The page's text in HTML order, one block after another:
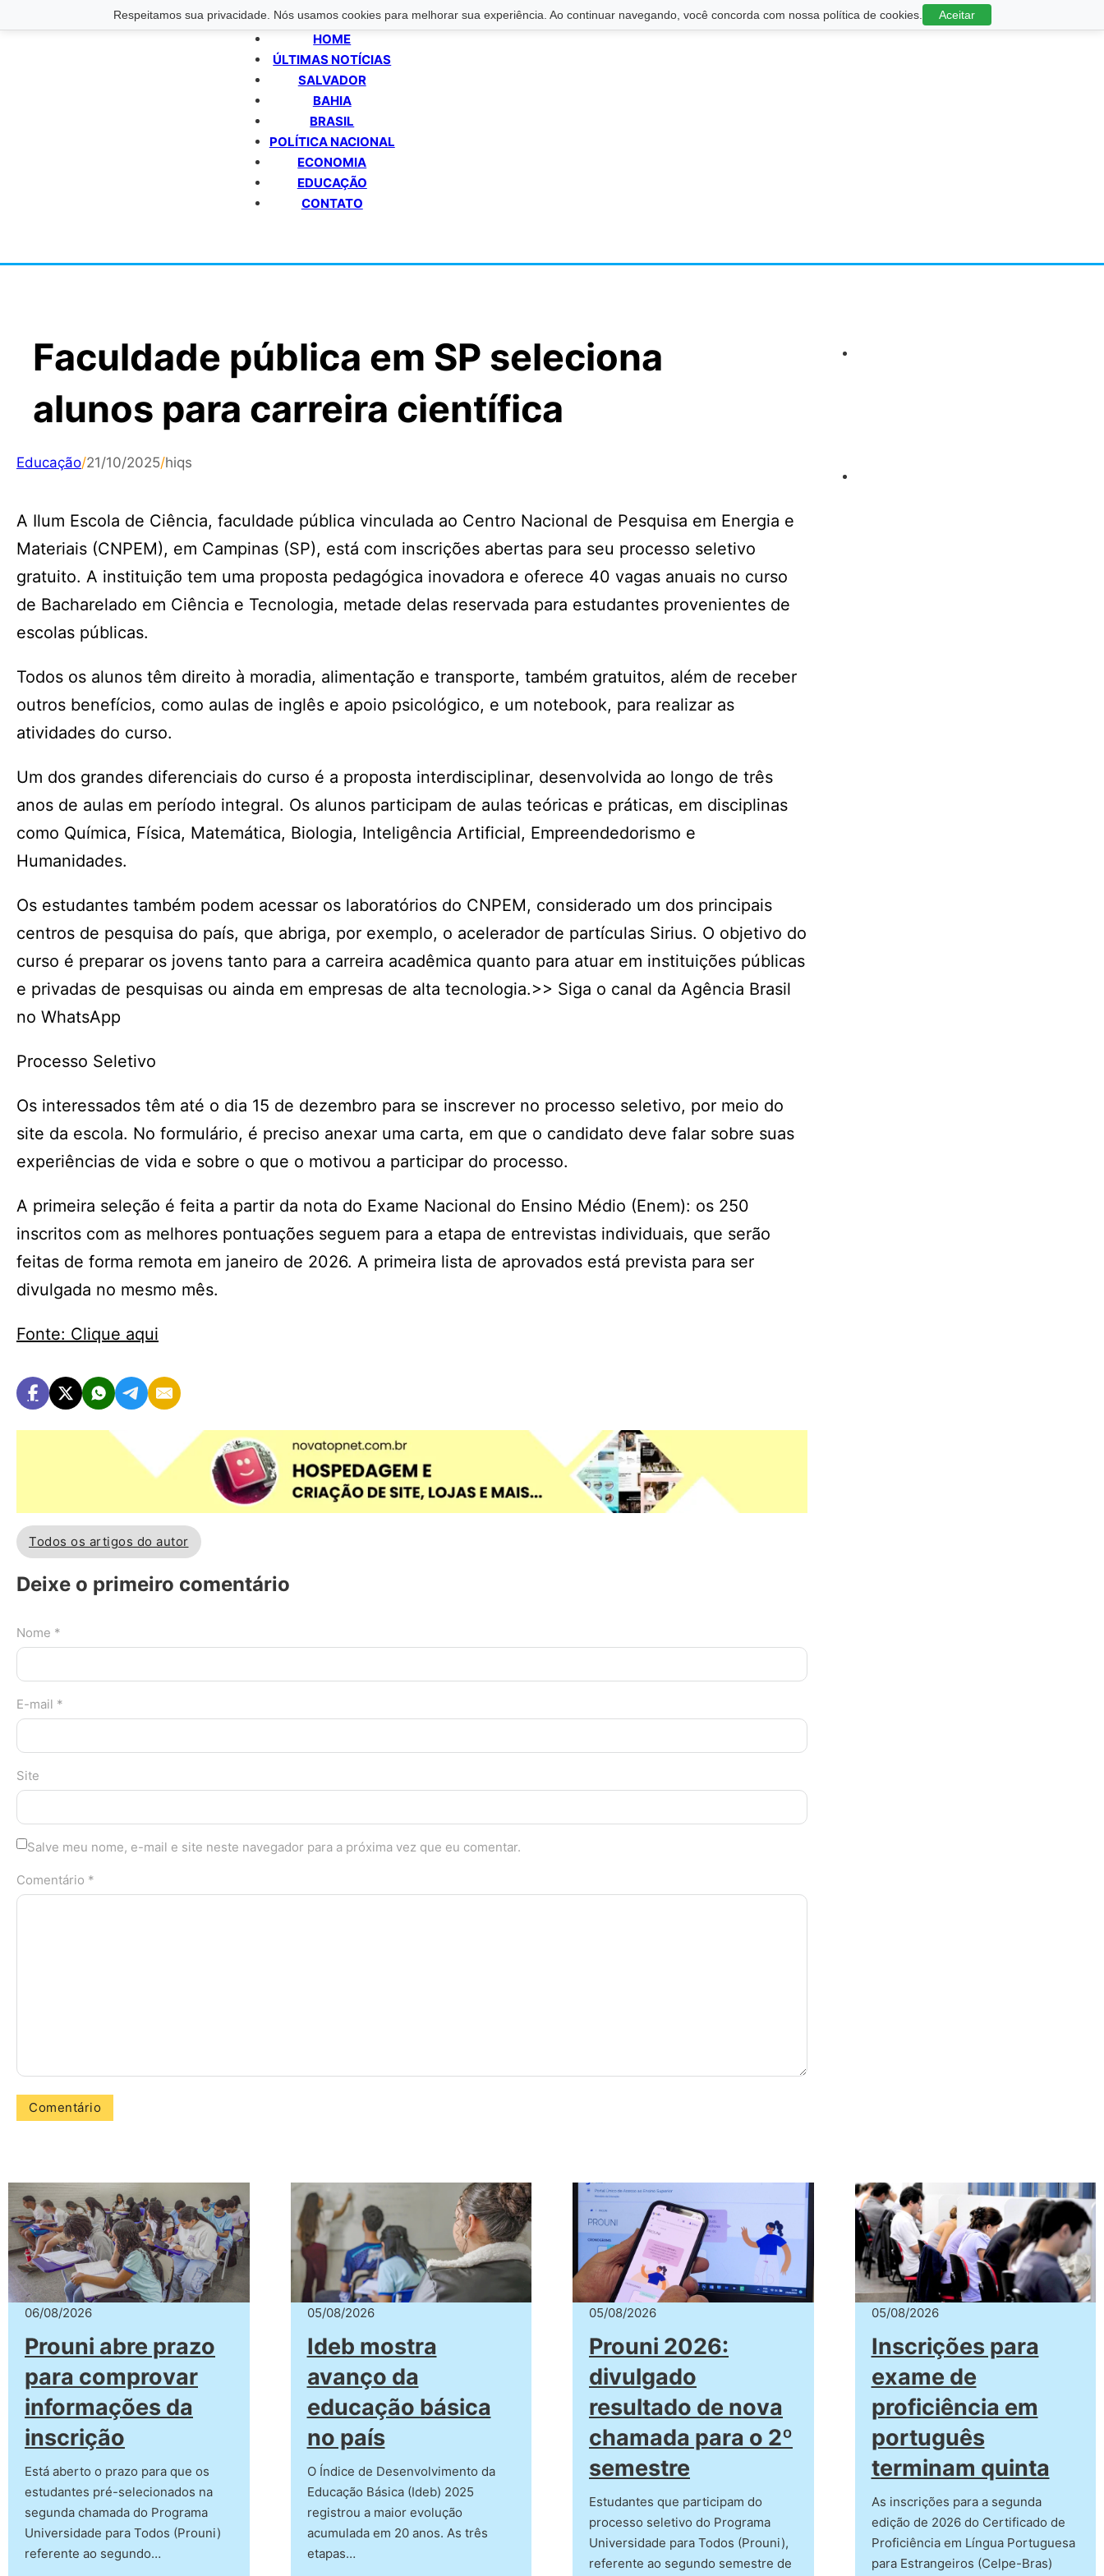
Respeitamos sua privacidade. Nós usamos cookies para melhorar sua experiência. Ao continuar navegando, você concorda com nossa política de cookies. Aceitar
HOME
ÚLTIMAS NOTÍCIAS
SALVADOR
BAHIA
BRASIL
POLÍTICA NACIONAL
ECONOMIA
EDUCAÇÃO
CONTATO
Faculdade pública em SP seleciona
alunos para carreira científica
Educação/21/10/2025/hiqs
A Ilum Escola de Ciência, faculdade pública vinculada ao Centro Nacional de Pesquisa em Energia e
Materiais (CNPEM), em Campinas (SP), está com inscrições abertas para seu processo seletivo
gratuito. A instituição tem uma proposta pedagógica inovadora e oferece 40 vagas anuais no curso
de Bacharelado em Ciência e Tecnologia, metade delas reservada para estudantes provenientes de
escolas públicas.
Todos os alunos têm direito à moradia, alimentação e transporte, também gratuitos, além de receber
outros benefícios, como aulas de inglês e apoio psicológico, e um notebook, para realizar as
atividades do curso.
Um dos grandes diferenciais do curso é a proposta interdisciplinar, desenvolvida ao longo de três
anos de aulas em período integral. Os alunos participam de aulas teóricas e práticas, em disciplinas
como Química, Física, Matemática, Biologia, Inteligência Artificial, Empreendedorismo e
Humanidades.
Os estudantes também podem acessar os laboratórios do CNPEM, considerado um dos principais
centros de pesquisa do país, que abriga, por exemplo, o acelerador de partículas Sirius. O objetivo do
curso é preparar os jovens tanto para a carreira acadêmica quanto para atuar em instituições públicas
e privadas de pesquisas ou ainda em empresas de alta tecnologia.>> Siga o canal da Agência Brasil
no WhatsApp
Processo Seletivo
Os interessados têm até o dia 15 de dezembro para se inscrever no processo seletivo, por meio do
site da escola. No formulário, é preciso anexar uma carta, em que o candidato deve falar sobre suas
experiências de vida e sobre o que o motivou a participar do processo.
A primeira seleção é feita a partir da nota do Exame Nacional do Ensino Médio (Enem): os 250
inscritos com as melhores pontuações seguem para a etapa de entrevistas individuais, que serão
feitas de forma remota em janeiro de 2026. A primeira lista de aprovados está prevista para ser
divulgada no mesmo mês.
Fonte: Clique aqui
Todos os artigos do autor
Deixe o primeiro comentário
Nome *
E-mail *
Site
Salve meu nome, e-mail e site neste navegador para a próxima vez que eu comentar.
Comentário *
06/08/2026
Prouni abre prazo
para comprovar
informações da
inscrição
Está aberto o prazo para que os
estudantes pré-selecionados na
segunda chamada do Programa
Universidade para Todos (Prouni)
referente ao segundo…
05/08/2026
Ideb mostra
avanço da
educação básica
no país
O Índice de Desenvolvimento da
Educação Básica (Ideb) 2025
registrou a maior evolução
acumulada em 20 anos. As três
etapas…
05/08/2026
Prouni 2026:
divulgado
resultado de nova
chamada para o 2º
semestre
Estudantes que participam do
processo seletivo do Programa
Universidade para Todos (Prouni),
referente ao segundo semestre de
05/08/2026
Inscrições para
exame de
proficiência em
português
terminam quinta
As inscrições para a segunda
edição de 2026 do Certificado de
Proficiência em Língua Portuguesa
para Estrangeiros (Celpe-Bras)